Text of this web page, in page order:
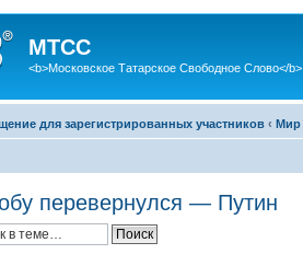
МТСС
<b>Московское Татарское Свободное Слово</b>
для зарегистрированных участников ‹ Мир
перевернулся — Путин